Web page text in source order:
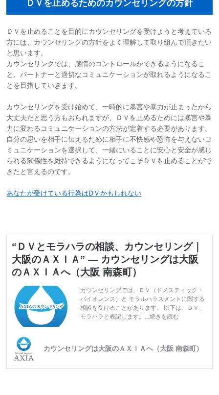
ＤＶを止めるためのカウンセリングの方針
ＤＶを止めることを目的にカウンセリングを受けようと考えている
方には、カウンセリングの方針をよく理解して取り組んで頂きたい
と思います。
カウンセリングでは、感情のコントロールができるようになるこ
と、パートナーと適切なコミュニケーションが取れるようになるこ
とを目指していきます。
カウンセリングを受け始めて、一時的に暴言や暴力が止まったから
大丈夫だと思う方もおられますが、ＤＶを止めるためには暴言や暴
力に変わるコミュニケーションの方法が定着する必要があります。
自分の思いを相手に伝えるために相手に不快感や恐怖を与えないコ
ミュニケーションを選択して、一緒にいることに安心と安全が感じ
られる関係性を維持できるようになってこそＤＶを止めることがで
きたと言えるのです。
あなたが受けている行為はDＶかもしれない
“ＤＶとモラハラの相談、カウンセリング｜
大阪のＡＸＩＡ” — カウンセリングは大阪
のＡＸＩＡへ（大阪 南森町）
カウンセリングでは、ＤＶ（ドメスティック・
バイオレンス）と モラルハラスメントに関する
相談を受けることがあります。 以下は、ＤＶ、
モラハラと表記します。…続きを読む
カウンセリングは大阪のＡＸＩＡへ（大阪 南森町）